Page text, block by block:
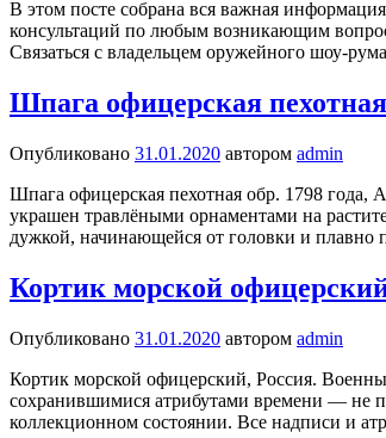
В этом посте собрана вся важная
консультаций по любым возникающим
Связаться с владельцем оружейного шоу-
Шпага офицерская
Опубликовано 31.01.2020 автором admin
Шпага офицерская пехотная обр. 1798 года,
украшен травлёными орнаментами на
дужкой, начинающейся от головки и плавно
Кортик морской
Опубликовано 31.01.2020 автором admin
Кортик морской офицерский, Россия.
сохранившимися атрибутами времени — не
коллекционном состоянии. Все надписи и